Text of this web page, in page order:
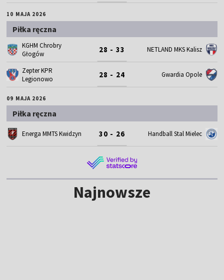
10 MAJA 2026
Piłka ręczna
KGHM Chrobry
Głogów
28 - 33 NETLAND MKS Kalisz
Zepter KPR
Legionowo
28 - 24 Gwardia Opole
09 MAJA 2026
Piłka ręczna
Energa MMTS Kwidzyn 30 - 26 Handball Stal Mielec
Najnowsze